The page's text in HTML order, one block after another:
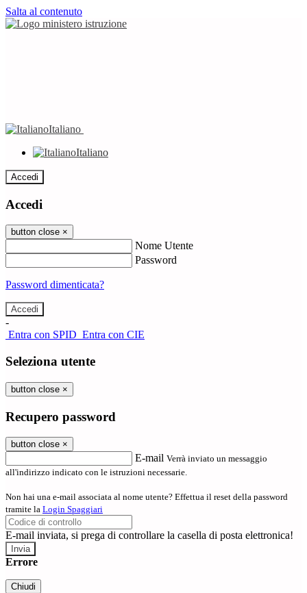
Salta al contenuto
Italiano
Italiano
Accedi
Accedi
button close ×
Nome Utente
Password
Password dimenticata?
-
Entra con SPID Entra con CIE
Seleziona utente
button close ×
Recupero password
button close ×
E-mail Verrà inviato un messaggio
all'indirizzo indicato con le istruzioni necessarie.
Non hai una e-mail associata al nome utente? Effettua il reset della password
tramite la Login Spaggiari
E-mail inviata, si prega di controllare la casella di posta elettronica!
Errore
Chiudi